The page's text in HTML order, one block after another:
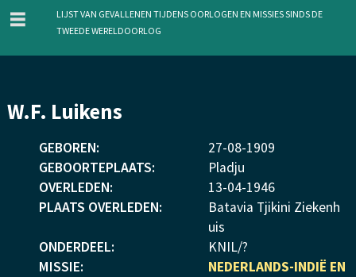
en
inhoud
menu
Lijst van gevallenen tijdens oorlogen en missies sinds de
Tweede Wereldoorlog
W.F. Luikens
GEBOREN: 27-08-1909
GEBOORTEPLAATS:
Pladju
OVERLEDEN:
13-04-1946
PLAATS OVERLEDEN:
Batavia Tjikini Ziekenh
uis
ONDERDEEL:
KNIL/?
MISSIE:
NEDERLANDS-INDIË EN